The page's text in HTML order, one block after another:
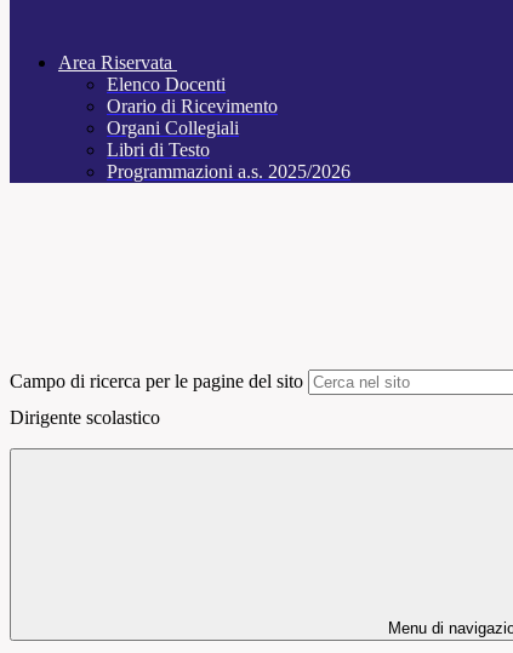
Area Riservata
Elenco Docenti
Orario di Ricevimento
Organi Collegiali
Libri di Testo
Programmazioni a.s. 2025/2026
Campo di ricerca per le pagine del sito
Dirigente scolastico
Menu di